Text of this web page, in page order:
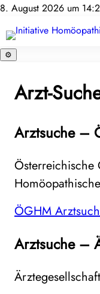
8. August 2026 um
Mitgliederbereich
Homöopathie-
Service
⚙️
Arzt-
Arztsuche –
Österreichische
ÖGHM
Arztsuche –